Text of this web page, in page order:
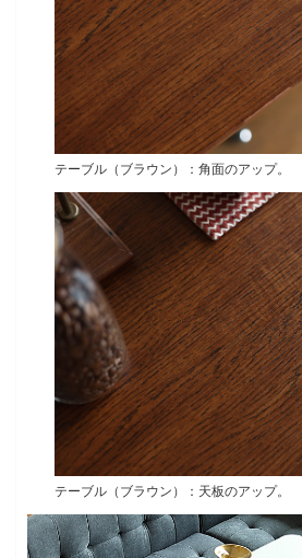
テーブル（ブラウン）：角面のアップ。
テーブル（ブラウン）：天板のアップ。